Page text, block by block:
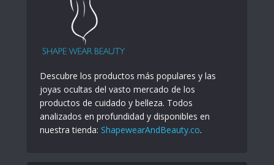
Descubre los productos más populares y las
joyas ocultas del vasto mercado de los
productos de cuidado y belleza. Todos
analizados en profundidad y disponibles en
nuestra tienda: ShapewearAndBeauty.co.